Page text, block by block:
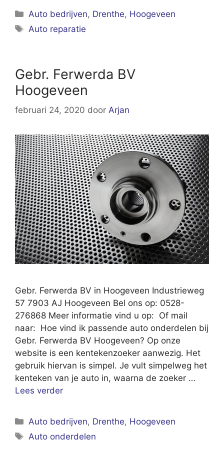
Categorieën
Auto bedrijven, Drenthe, Hoogeveen
Tags
Auto reparatie
Gebr. Ferwerda BV
Hoogeveen
februari 24, 2020 door Arjan
Gebr. Ferwerda BV in Hoogeveen Industrieweg
57 7903 AJ Hoogeveen Bel ons op: 0528-
276868 Meer informatie vind u op: Of mail
naar: Hoe vind ik passende auto onderdelen bij
Gebr. Ferwerda BV Hoogeveen? Op onze
website is een kentekenzoeker aanwezig. Het
gebruik hiervan is simpel. Je vult simpelweg het
kenteken van je auto in, waarna de zoeker …
Lees verder
Categorieën
Auto bedrijven, Drenthe, Hoogeveen
Tags
Auto onderdelen